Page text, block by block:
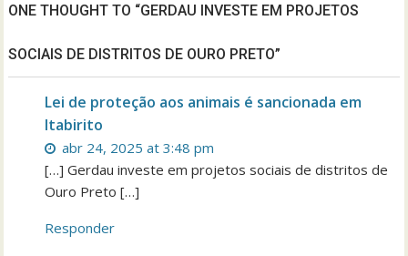
ONE THOUGHT TO “GERDAU INVESTE EM PROJETOS
SOCIAIS DE DISTRITOS DE OURO PRETO”
Lei de proteção aos animais é sancionada em
Itabirito
abr 24, 2025 at 3:48 pm
[…] Gerdau investe em projetos sociais de distritos de
Ouro Preto […]
Responder